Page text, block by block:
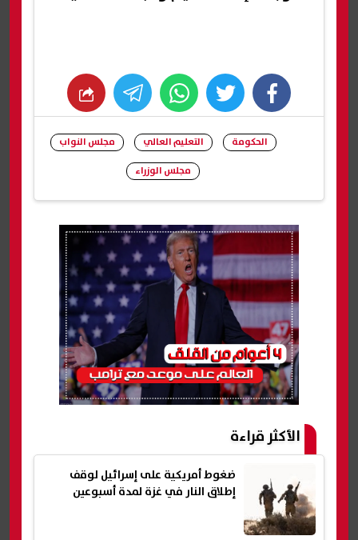
facebook
twitter
whats
الحكومة التعليم العالي
مجلس النواب
مجلس الوزراء
الأكثر قراءة
ضغوط أمريكية على إسرائيل لوقف
إطلاق النار في غزة لمدة أسبوعين